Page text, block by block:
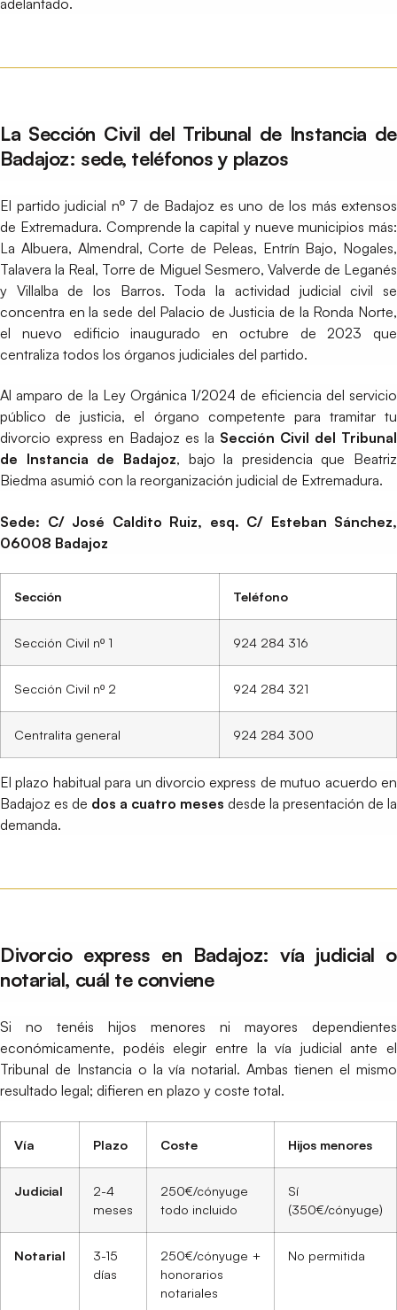
adelantado.
La Sección Civil del Tribunal de Instancia de
Badajoz: sede, teléfonos y plazos
El partido judicial nº 7 de Badajoz es uno de los más extensos
de Extremadura. Comprende la capital y nueve municipios más:
La Albuera, Almendral, Corte de Peleas, Entrín Bajo, Nogales,
Talavera la Real, Torre de Miguel Sesmero, Valverde de Leganés
y Villalba de los Barros. Toda la actividad judicial civil se
concentra en la sede del Palacio de Justicia de la Ronda Norte,
el nuevo edificio inaugurado en octubre de 2023 que
centraliza todos los órganos judiciales del partido.
Al amparo de la Ley Orgánica 1/2024 de eficiencia del servicio
público de justicia, el órgano competente para tramitar tu
divorcio express en Badajoz es la Sección Civil del Tribunal
de Instancia de Badajoz, bajo la presidencia que Beatriz
Biedma asumió con la reorganización judicial de Extremadura.
Sede: C/ José Caldito Ruiz, esq. C/ Esteban Sánchez,
06008 Badajoz
Sección Teléfono
Sección Civil nº 1 924 284 316
Sección Civil nº 2 924 284 321
Centralita general 924 284 300
El plazo habitual para un divorcio express de mutuo acuerdo en
Badajoz es de dos a cuatro meses desde la presentación de la
demanda.
Divorcio express en Badajoz: vía judicial o
notarial, cuál te conviene
Si no tenéis hijos menores ni mayores dependientes
económicamente, podéis elegir entre la vía judicial ante el
Tribunal de Instancia o la vía notarial. Ambas tienen el mismo
resultado legal; difieren en plazo y coste total.
Vía Plazo Coste Hijos menores
Judicial
2-4
meses
250€/cónyuge
todo incluido
Sí
(350€/cónyuge)
Notarial
3-15
días
250€/cónyuge +
honorarios
notariales
No permitida